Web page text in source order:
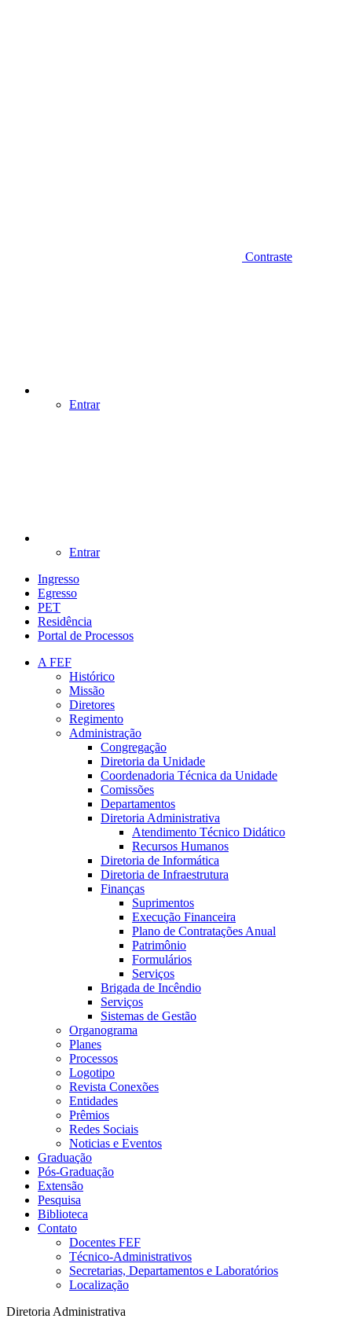
Contraste
Entrar
Entrar
Ingresso
Egresso
PET
Residência
Portal de Processos
A FEF
Histórico
Missão
Diretores
Regimento
Administração
Congregação
Diretoria da Unidade
Coordenadoria Técnica da Unidade
Comissões
Departamentos
Diretoria Administrativa
Atendimento Técnico Didático
Recursos Humanos
Diretoria de Informática
Diretoria de Infraestrutura
Finanças
Suprimentos
Execução Financeira
Plano de Contratações Anual
Patrimônio
Formulários
Serviços
Brigada de Incêndio
Serviços
Sistemas de Gestão
Organograma
Planes
Processos
Logotipo
Revista Conexões
Entidades
Prêmios
Redes Sociais
Noticias e Eventos
Graduação
Pós-Graduação
Extensão
Pesquisa
Biblioteca
Contato
Docentes FEF
Técnico-Administrativos
Secretarias, Departamentos e Laboratórios
Localização
Diretoria Administrativa